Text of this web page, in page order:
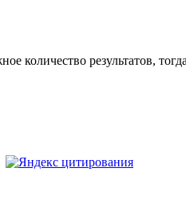
количество результатов,